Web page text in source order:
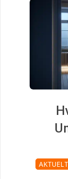
2026-
05-
AKTUELT